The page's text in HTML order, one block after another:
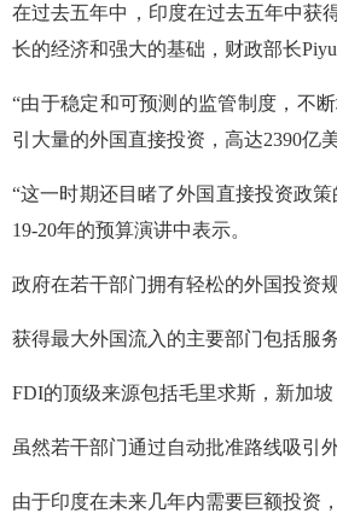
在过去五年中，印度在过去五年中获
长的经济和强大的基础，财政部长
“由于稳定和可预测的监管制度，不
引大量的外国直接投资，高达2390亿
“这一时期还目睹了外国直接投资政
19-20年的预算演讲中表示。
政府在若干部门拥有轻松的外国投资
获得最大外国流入的主要部门包括服
FDI的顶级来源包括毛里求斯，新加坡
虽然若干部门通过自动批准路线吸引
由于印度在未来几年内需要巨额投资